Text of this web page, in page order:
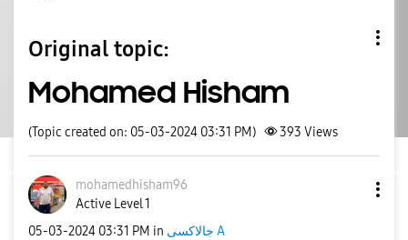
Original topic:
Mohamed Hisham
(Topic created on: 05-03-2024 03:31 PM) 393 Views
mohamedhisham96
Active Level 1
‎05-03-2024 03:31 PM in جالاكسى A